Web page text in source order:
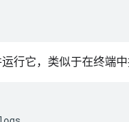
行它，类似于在终端中